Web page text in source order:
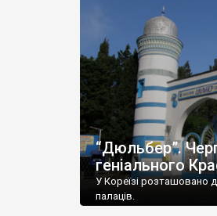
“Дюльбер”.
геніального
У Кореїзі розташовано
палаців.